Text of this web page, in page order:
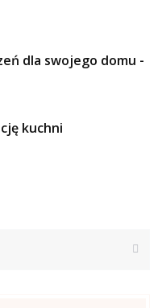
dla swojego domu -
kuchni